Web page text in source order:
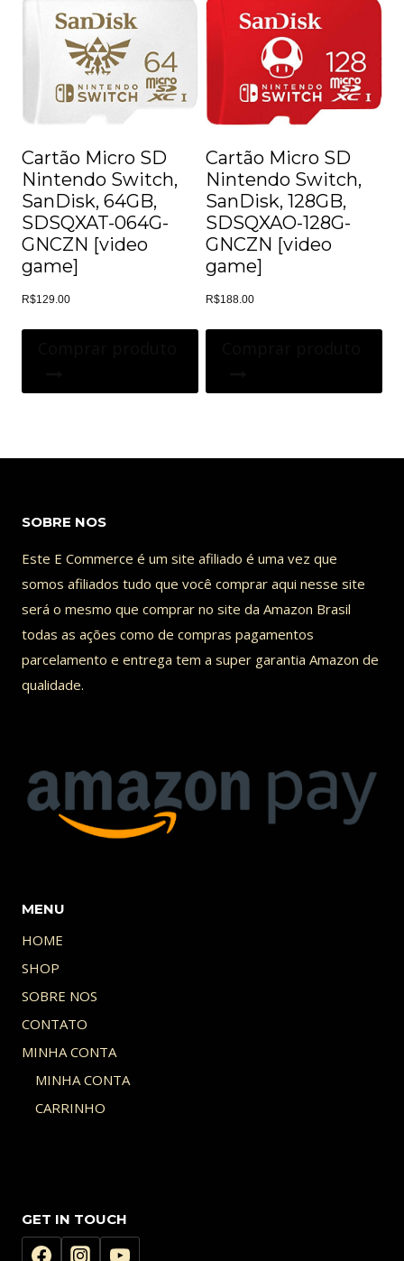
Cartão Micro SD
Nintendo Switch,
SanDisk, 64GB,
SDSQXAT-064G-
GNCZN [video
game]
R$129.00
Cartão Micro SD
Nintendo Switch,
SanDisk, 128GB,
SDSQXAO-128G-
GNCZN [video
game]
R$188.00
SOBRE NOS
Este E Commerce é um site afiliado é uma vez que
somos afiliados tudo que você comprar aqui nesse site
será o mesmo que comprar no site da Amazon Brasil
todas as ações como de compras pagamentos
parcelamento e entrega tem a super garantia Amazon de
qualidade.
MENU
HOME
SHOP
SOBRE NOS
CONTATO
MINHA CONTA
MINHA CONTA
CARRINHO
GET IN TOUCH